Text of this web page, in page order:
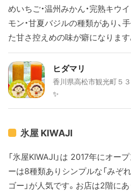
めいちご・温州みかん・完熟キウ
モン・甘夏バジルの種類があり、
た甘さ控えめの味が癖になります
ヒダマリ
香川県高松市観光町５３
✨
氷屋 KIWAJI
「氷屋KIWAJI」は 2017年にオー
ーは8種類ありシンプルな「みぞ
ゴー」が人気です。お店は2階に